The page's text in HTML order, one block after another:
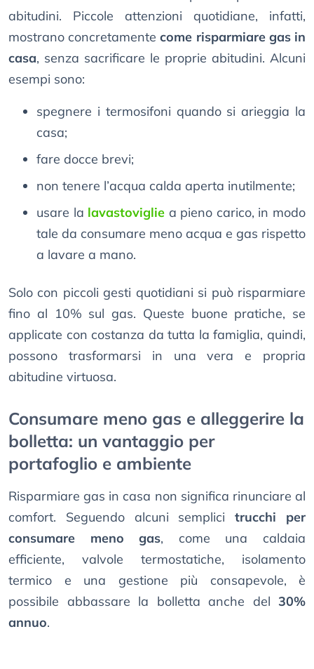
abitudini. Piccole attenzioni quotidiane, infatti,
mostrano concretamentecome risparmiare gas in
casa, senza sacrificare le proprie abitudini. Alcuni
esempi sono:
spegnere i termosifoni quando si arieggia la
casa;
fare docce brevi;
non tenere l’acqua calda aperta inutilmente;
usare la lavastoviglie a pieno carico, in modo
tale da consumare meno acqua e gas rispetto
a lavare a mano.
Solo con piccoli gesti quotidiani si può risparmiare
fino al 10% sul gas. Queste buone pratiche, se
applicate con costanza da tutta la famiglia, quindi,
possono trasformarsi in una vera e propria
abitudine virtuosa.
Consumare meno gas e alleggerire la
bolletta: un vantaggio per
portafoglio e ambiente
Risparmiare gas in casa non significa rinunciare al
comfort. Seguendo alcuni semplicitrucchi per
consumare meno gas, come una caldaia
efficiente, valvole termostatiche, isolamento
termico e una gestione più consapevole, è
possibile abbassare la bolletta anche del 30%
annuo.